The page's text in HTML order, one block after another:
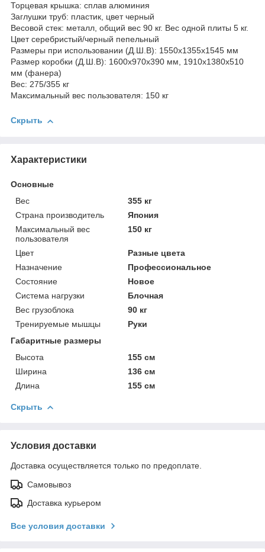
Торцевая крышка: сплав алюминия
Заглушки труб: пластик, цвет черный
Весовой стек: металл, общий вес 90 кг. Вес одной плиты 5 кг.
Цвет серебристый/черный пепельный
Размеры при использовании (Д.Ш.B): 1550х1355х1545 мм
Размер коробки (Д.Ш.B): 1600х970х390 мм, 1910х1380х510
мм (фанера)
Вес: 275/355 кг
Максимальный вес пользователя: 150 кг
Скрыть
Характеристики
Основные
Вес
355 кг
Страна производитель
Япония
Максимальный вес
пользователя
150 кг
Цвет
Разные цвета
Назначение
Профессиональное
Состояние
Новое
Система нагрузки
Блочная
Вес грузоблока
90 кг
Тренируемые мышцы
Руки
Габаритные размеры
Высота
155 см
Ширина
136 см
Длина
155 см
Скрыть
Условия доставки
Доставка осуществляется только по предоплате.
Самовывоз
Доставка курьером
Все условия доставки